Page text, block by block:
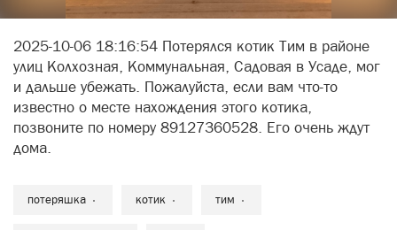
2025-10-06 18:16:54 Потерялся котик Тим в районе
улиц Колхозная, Коммунальная, Садовая в Усаде, мог
и дальше убежать. Пожалуйста, если вам что-то
известно о месте нахождения этого котика,
позвоните по номеру 89127360528. Его очень ждут
дома.
потеряшка котик тим